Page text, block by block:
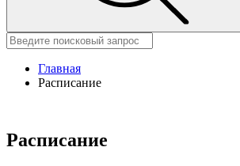
Главная
Расписание
Расписание